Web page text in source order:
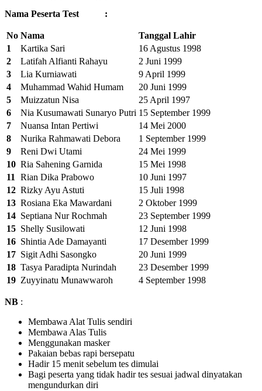
Nama Peserta Test :
No Nama
Tanggal Lahir
1
Kartika Sari
16 Agustus 1998
2
Latifah Alfianti Rahayu
2 Juni 1999
3
Lia Kurniawati
9 April 1999
4
Muhammad Wahid Humam
20 Juni 1999
5
Muizzatun Nisa
25 April 1997
6
Nia Kusumawati Sunaryo Putri 15 September 1999
7
Nuansa Intan Pertiwi
14 Mei 2000
8
Nurika Rahmawati Debora
1 September 1999
9
Reni Dwi Utami
24 Mei 1999
10 Ria Sahening Garnida
15 Mei 1998
11 Rian Dika Prabowo
10 Juni 1997
12 Rizky Ayu Astuti
15 Juli 1998
13 Rosiana Eka Mawardani
2 Oktober 1999
14 Septiana Nur Rochmah
23 September 1999
15 Shelly Susilowati
12 Juni 1998
16 Shintia Ade Damayanti
17 Desember 1999
17 Sigit Adhi Sasongko
20 Juni 1999
18 Tasya Paradipta Nurindah
23 Desember 1999
19 Zuyyinatu Munawwaroh 4 September 1998
NB :
Membawa Alat Tulis sendiri
Membawa Alas Tulis
Menggunakan masker
Pakaian bebas rapi bersepatu
Hadir 15 menit sebelum tes dimulai
Bagi peserta yang tidak hadir tes sesuai jadwal dinyatakan
mengundurkan diri